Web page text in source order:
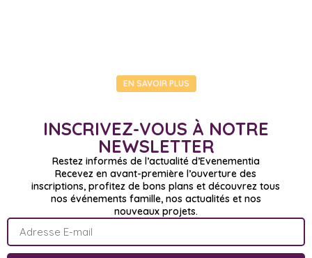
EN SAVOIR PLUS
INSCRIVEZ-VOUS À NOTRE
NEWSLETTER
Restez informés de l’actualité d’Evenementia
Recevez en avant-première l’ouverture des
inscriptions, profitez de bons plans et découvrez tous
nos événements famille, nos actualités et nos
nouveaux projets.